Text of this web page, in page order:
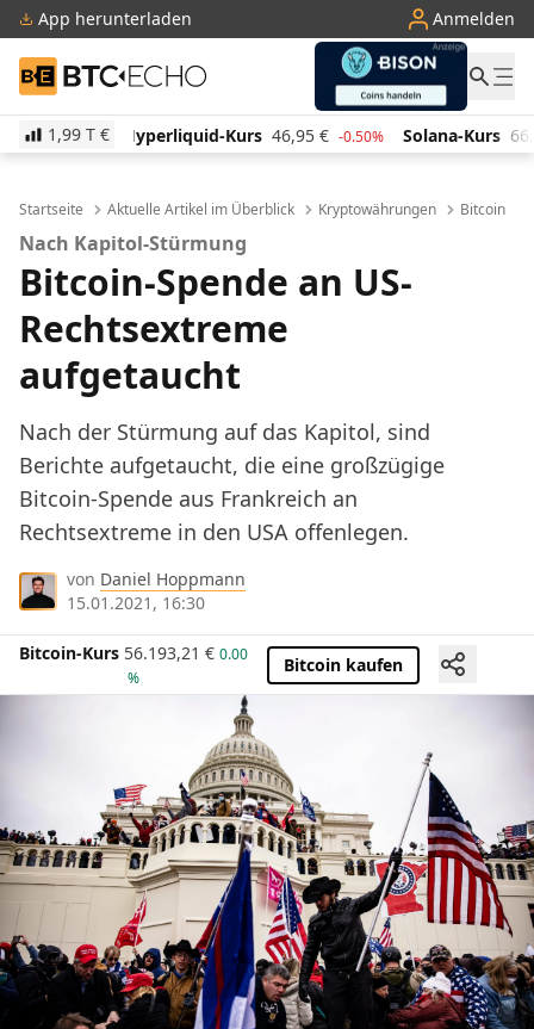
App herunterladen Anmelden
BTC-ECHO
1,99 T €
Kurs 46,95 € -0.50% Solana-Kurs 66,13 € 1.10% TRON-
Startseite Aktuelle Artikel im Überblick Kryptowährungen Bitcoin
Nach Kapitol-Stürmung
Bitcoin-Spende an US-
Rechtsextreme
aufgetaucht
Nach der Stürmung auf das Kapitol, sind
Berichte aufgetaucht, die eine großzügige
Bitcoin-Spende aus Frankreich an
Rechtsextreme in den USA offenlegen.
von Daniel Hoppmann
15.01.2021, 16:30
Bitcoin-Kurs 56.193,21 € 0.00
%
Bitcoin kaufen